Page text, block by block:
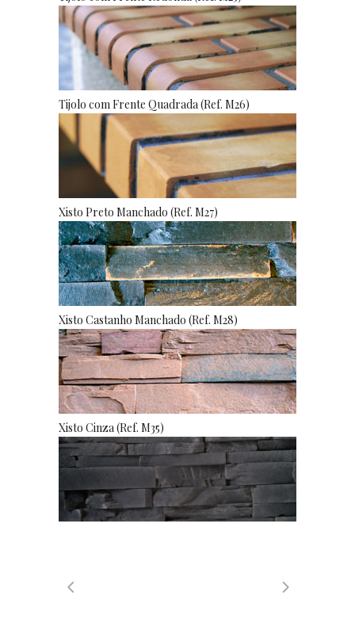
Tijolo com Frente Quadrada (Ref. M26)
Xisto Preto Manchado (Ref. M27)
Xisto Castanho Manchado (Ref. M28)
Xisto Cinza (Ref. M35)